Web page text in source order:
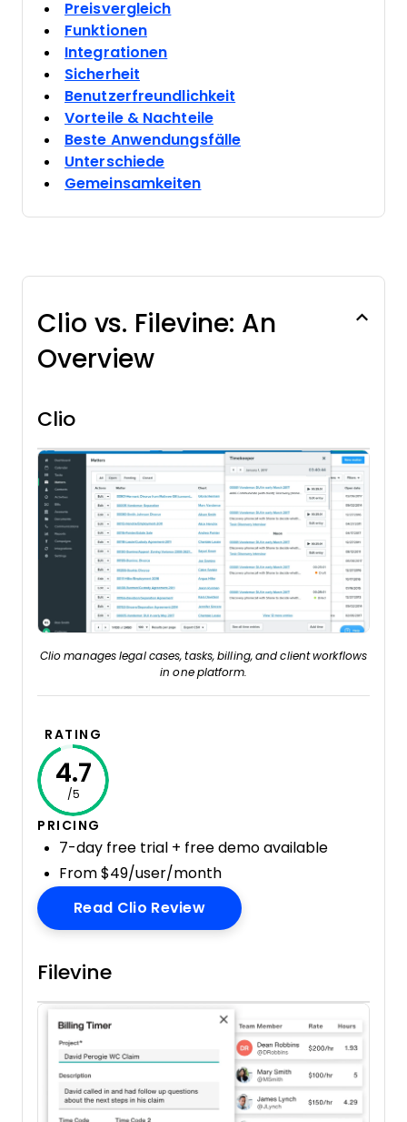
Preisvergleich
Funktionen
Integrationen
Sicherheit
Benutzerfreundlichkeit
Vorteile & Nachteile
Beste Anwendungsfälle
Unterschiede
Gemeinsamkeiten
Clio vs. Filevine: An
Overview
Clio
Clio manages legal cases, tasks, billing, and client workflows
in one platform.
RATING
4.7
/5
PRICING
7-day free trial + free demo available
From $49/user/month
Read Clio ReviewOpens New Window
Filevine